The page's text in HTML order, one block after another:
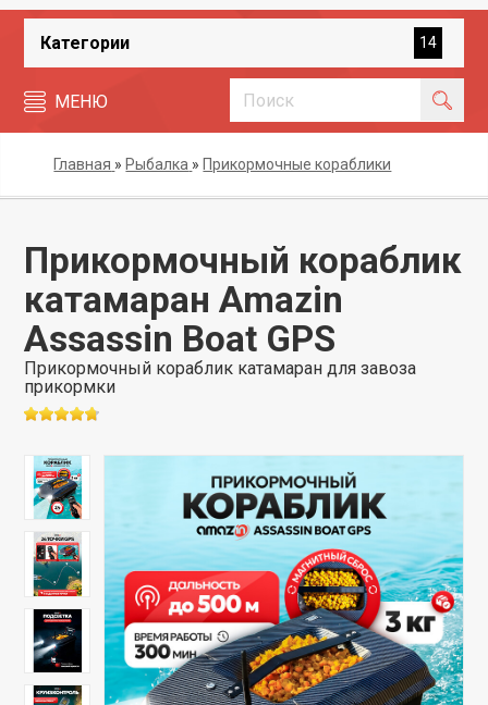
Категории 14
МЕНЮ
Главная » Рыбалка » Прикормочные кораблики
Прикормочный кораблик
катамаран Amazin
Assassin Boat GPS
Прикормочный кораблик катамаран для завоза
прикормки